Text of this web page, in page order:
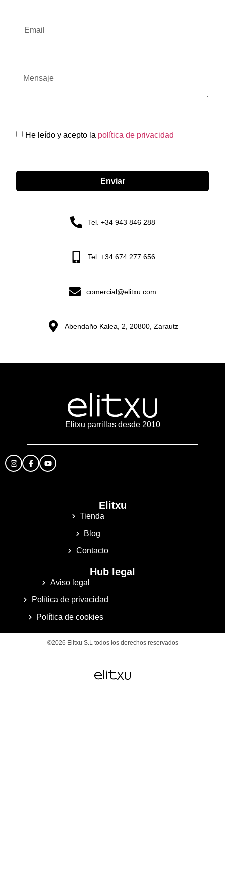
Tel. +34 943 846 288
Tel. +34 674 277 656
comercial@elitxu.com
Abendaño Kalea, 2, 20800, Zarautz
He leído y acepto la política de privacidad
Enviar
Elitxu parrillas desde 2010
Elitxu
Tienda
Blog
Contacto
Hub legal
Aviso legal
Política de privacidad
Política de cookies
©2026 Elitxu S.L todos los derechos reservados